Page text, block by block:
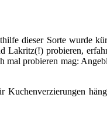
dieser Sorte wurde
Lakritz(!) probieren,
mal probieren mag: